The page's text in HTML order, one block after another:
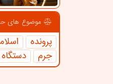
موضوع های
پرونده
جرم
دستگاه